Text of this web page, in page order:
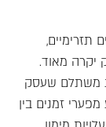
תזרימיים,
יקרה מאוד.
משתלם שעסק
זמנים בין